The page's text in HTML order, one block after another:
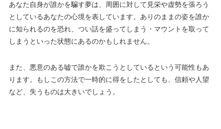
あなた自身が誰かを騙す夢は、周囲に対して見栄や虚勢を張ろう
としているあなたの心境を表しています。ありのままの姿を誰か
に知られるのを恐れ、つい話を盛ってしまう・マウントを取って
しまうといった状態にあるのかもしれません。
また、悪意のある嘘で誰かを欺こうとしているという可能性もあ
ります。もしこの方法で一時的に得をしたとしても、信頼や人望
など、失うものは大きいでしょう。